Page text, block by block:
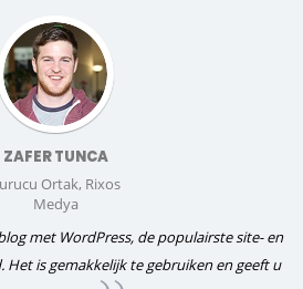
ZAFER TUNCA
Ortak, Rixos
Medya
met WordPress, de populairste site- en
is gemakkelijk te gebruiken en geeft u